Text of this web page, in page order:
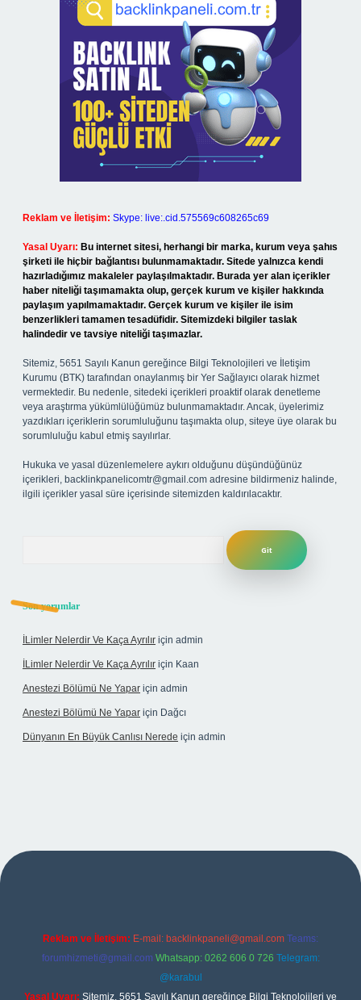
Reklam ve İletişim: Skype: live:.cid.575569c608265c69
Yasal Uyarı: Bu internet sitesi, herhangi bir marka, kurum veya şahıs
şirketi ile hiçbir bağlantısı bulunmamaktadır. Sitede yalnızca kendi
hazırladığımız makaleler paylaşılmaktadır. Burada yer alan içerikler
haber niteliği taşımamakta olup, gerçek kurum ve kişiler hakkında
paylaşım yapılmamaktadır. Gerçek kurum ve kişiler ile isim
benzerlikleri tamamen tesadüfidir. Sitemizdeki bilgiler taslak
halindedir ve tavsiye niteliği taşımazlar.
Sitemiz, 5651 Sayılı Kanun gereğince Bilgi Teknolojileri ve İletişim
Kurumu (BTK) tarafından onaylanmış bir Yer Sağlayıcı olarak hizmet
vermektedir. Bu nedenle, sitedeki içerikleri proaktif olarak denetleme
veya araştırma yükümlülüğümüz bulunmamaktadır. Ancak, üyelerimiz
yazdıkları içeriklerin sorumluluğunu taşımakta olup, siteye üye olarak bu
sorumluluğu kabul etmiş sayılırlar.
Hukuka ve yasal düzenlemelere aykırı olduğunu düşündüğünüz
içerikleri, backlinkpanelicomtr@gmail.com adresine bildirmeniz halinde,
ilgili içerikler yasal süre içerisinde sitemizden kaldırılacaktır.
Son yorumlar
İLimler Nelerdir Ve Kaça Ayrılır için admin
İLimler Nelerdir Ve Kaça Ayrılır için Kaan
Anestezi Bölümü Ne Yapar için admin
Anestezi Bölümü Ne Yapar için Dağcı
Dünyanın En Büyük Canlısı Nerede için admin
Reklam ve İletişim: E-mail: backlinkpaneli@gmail.com Teams:
forumhizmeti@gmail.com Whatsapp: 0262 606 0 726 Telegram:
@karabul
Yasal Uyarı: Sitemiz, 5651 Sayılı Kanun gereğince Bilgi Teknolojileri ve